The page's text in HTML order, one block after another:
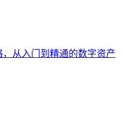
从入门到精通的数字资产